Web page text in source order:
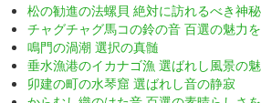
松の勧進の法螺貝 絶対に訪れるべき神
チャグチャグ馬コの鈴の音 百選の魅力
鳴門の渦潮 選択の真髄
垂水漁港のイカナゴ漁 選ばれし風景の
卯建の町の水琴窟 選ばれし音の静寂